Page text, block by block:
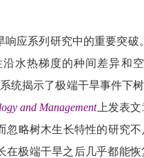
应系列研究中的重要突破。
水热梯度的种间差异和空
系统揭示了极端干旱事件下
and Management上发表
略树木生长特性的研究
在极端干旱之后几乎都能